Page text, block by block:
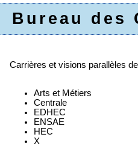
Bureau des
Carrières et visions parallèles
Arts et Métiers
Centrale
EDHEC
ENSAE
HEC
X